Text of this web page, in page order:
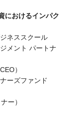
におけるインパク
ジネススクール
メント パートナ
）
ナーズファンド
ー）